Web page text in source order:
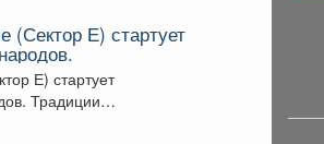
(Сектор Е) стартует
Е) стартует
Традиции